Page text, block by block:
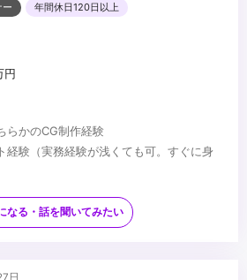
ー 年間休日120日以上
円
らかのCG制作経験
経験（実務経験が浅くても可。すぐに身
ションが得意な方、優遇いたします！
に合ったツールが使用できる方、優遇い
たします！
なる・話を聞いてみたい
日